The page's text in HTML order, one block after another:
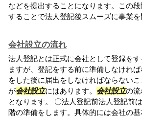
などを提出することになります。この
することで法人登記後スムーズに事業
会社設立の流れ
法人登記とは正式に会社として登録を
ますが、登記をする前に準備しなけれ
をした後に届出をしなければならない
が会社設立にはあります。 会社設立の
となります。 〇法人登記前法人登記前
階の準備をします。具体的には会社の基